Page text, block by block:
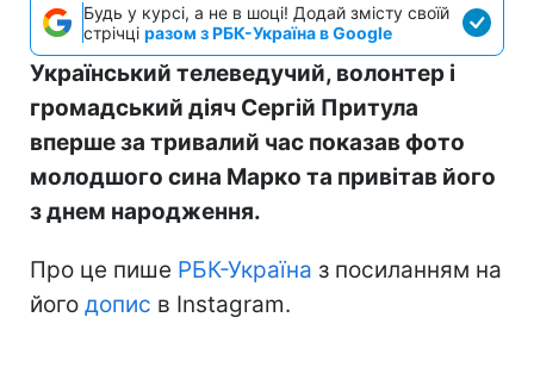
Будь у курсі, а не в шоці! Додай змісту своїй
стрічці разом з РБК-Україна в Google
Український телеведучий, волонтер і
громадський діяч Сергій Притула
вперше за тривалий час показав фото
молодшого сина Марко та привітав його
з днем народження.
Про це пише РБК-Україна з посиланням на
його допис в Instagram.